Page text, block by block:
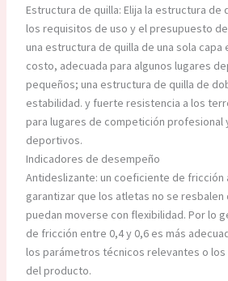
Estructura de quilla: Elija la estructura de
los requisitos de uso y el presupuesto
una estructura de quilla de una sola capa
costo, adecuada para algunos lugares
pequeños; una estructura de quilla de
estabilidad. y fuerte resistencia a los
para lugares de competición profesional
deportivos.
Indicadores de desempeño
Antideslizante: un coeficiente de fricción
garantizar que los atletas no se
puedan moverse con flexibilidad. Por lo
de fricción entre 0,4 y 0,6 es más
los parámetros técnicos relevantes o
del producto.